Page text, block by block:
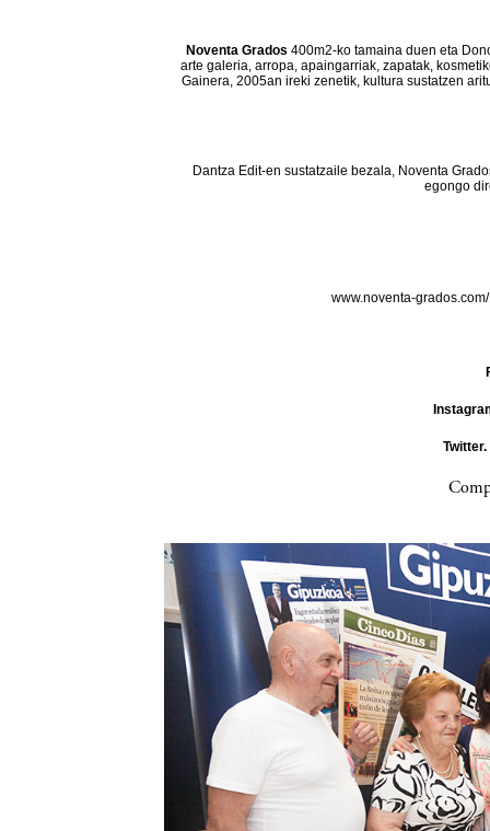
Noventa Grados 400m2-ko tamaina duen eta
arte galeria, arropa, apaingarriak, zapatak,
Gainera, 2005an ireki zenetik, kultura sustatzen
Dantza Edit-en sustatzaile bezala, Noventa
egongo
www.noventa-
Twitter.